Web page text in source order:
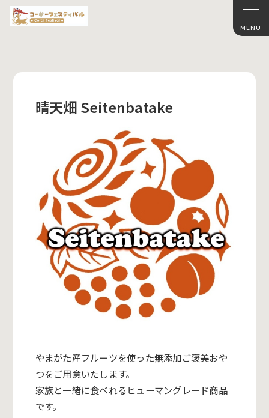
晴天畑 Seitenbatake
やまがた産フルーツを使った無添加ご褒美おや
つをご用意いたします。
家族と一緒に食べれるヒューマングレード商品
です。